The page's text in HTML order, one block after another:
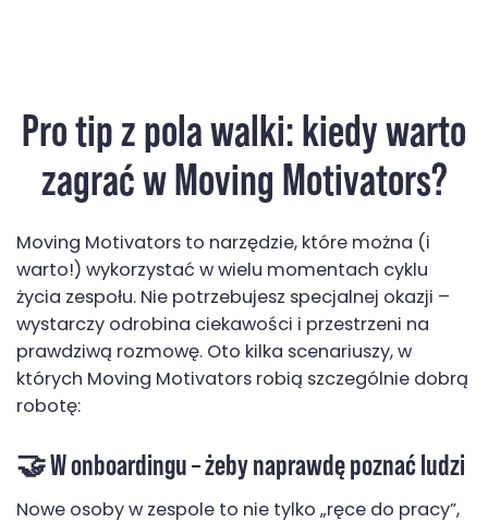
Pro tip z pola walki: kiedy warto
zagrać w Moving Motivators?
Moving Motivators to narzędzie, które można (i
warto!) wykorzystać w wielu momentach cyklu
życia zespołu. Nie potrzebujesz specjalnej okazji –
wystarczy odrobina ciekawości i przestrzeni na
prawdziwą rozmowę. Oto kilka scenariuszy, w
których Moving Motivators robią szczególnie dobrą
robotę:
🤝 W onboardingu – żeby naprawdę poznać ludzi
Nowe osoby w zespole to nie tylko „ręce do pracy”,